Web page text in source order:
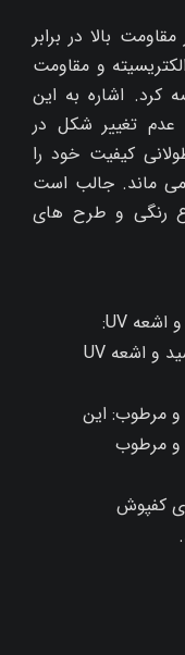
بالا در برابر
و مقاومت
کرد. اشاره به این
تغییر شکل در
کیفیت خود را
ماند. جالب است
رنگی و طرح‌ های
مقاومت پایین در برابر نور آفتاب و اشعه UV:
کفپوش اپوکسی در برابر نور خورشید و اشعه UV
مرطوب: این
مرطوب
کفپوش